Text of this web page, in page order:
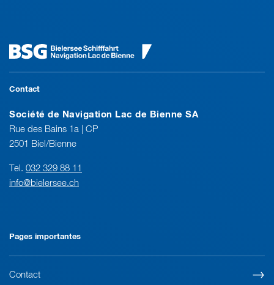
Contact
Société de Navigation Lac de Bienne SA
Rue des Bains 1a | CP
2501 Biel/Bienne
Tel. 032 329 88 11
info@bielersee.ch
Pages importantes
Contact